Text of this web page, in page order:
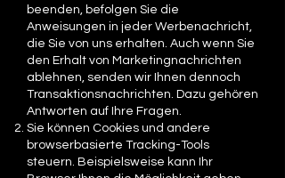
beenden, befolgen Sie die
Anweisungen in jeder Werbenachricht,
die Sie von uns erhalten. Auch wenn Sie
den Erhalt von Marketingnachrichten
ablehnen, senden wir Ihnen dennoch
Transaktionsnachrichten. Dazu gehören
Antworten auf Ihre Fragen.
Sie können Cookies und andere
browserbasierte Tracking-Tools
steuern. Beispielsweise kann Ihr